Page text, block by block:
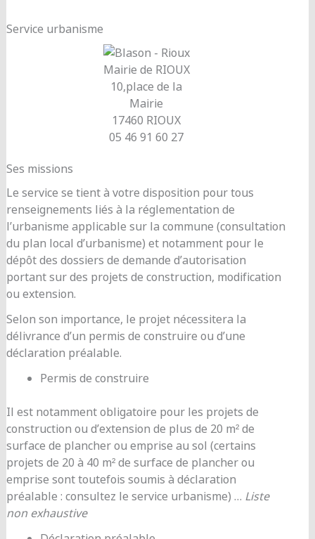
Service urbanisme
Mairie de RIOUX
10,place de la
Mairie
17460 RIOUX
05 46 91 60 27
Ses missions
Le service se tient à votre disposition pour tous
renseignements liés à la réglementation de
l’urbanisme applicable sur la commune (consultation
du plan local d’urbanisme) et notamment pour le
dépôt des dossiers de demande d’autorisation
portant sur des projets de construction, modification
ou extension.
Selon son importance, le projet nécessitera la
délivrance d’un permis de construire ou d’une
déclaration préalable.
Permis de construire
Il est notamment obligatoire pour les projets de
construction ou d’extension de plus de 20 m² de
surface de plancher ou emprise au sol (certains
projets de 20 à 40 m² de surface de plancher ou
emprise sont toutefois soumis à déclaration
préalable : consultez le service urbanisme) … Liste
non exhaustive